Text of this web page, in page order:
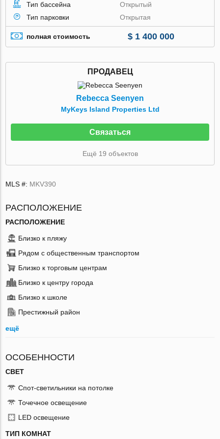
Тип бассейна
Открытый
Тип парковки
Открытая
полная стоимость $ 1 400 000
ПРОДАВЕЦ
Rebecca Seenyen
MyKeys Island Properties Ltd
Связаться
Ещё 19 объектов
MLS #: MKV390
РАСПОЛОЖЕНИЕ
РАСПОЛОЖЕНИЕ
Близко к пляжу
Рядом с общественным транспортом
Близко к торговым центрам
Близко к центру города
Близко к школе
Престижный район
ещё
ОСОБЕННОСТИ
СВЕТ
Спот-светильники на потолке
Точечное освещение
LED освещение
ТИП КОМНАТ